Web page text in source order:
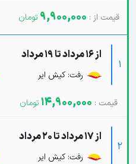
9,900,000
1
از 16 مرداد تا 19 مرداد
رفت: کیش ایر
14,900,000
2
از 17 مرداد تا 20 مرداد
رفت: کیش ایر